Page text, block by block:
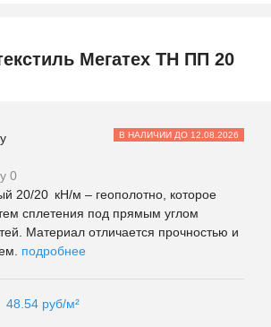
Мегатех ТН ПП 20
В НАЛИЧИИ ДО 12.08.2026
20/20 кН/м – геополотно, которое
сплетения под прямым углом
Материал отличается прочностью и
подробнее
48.54 руб/м²